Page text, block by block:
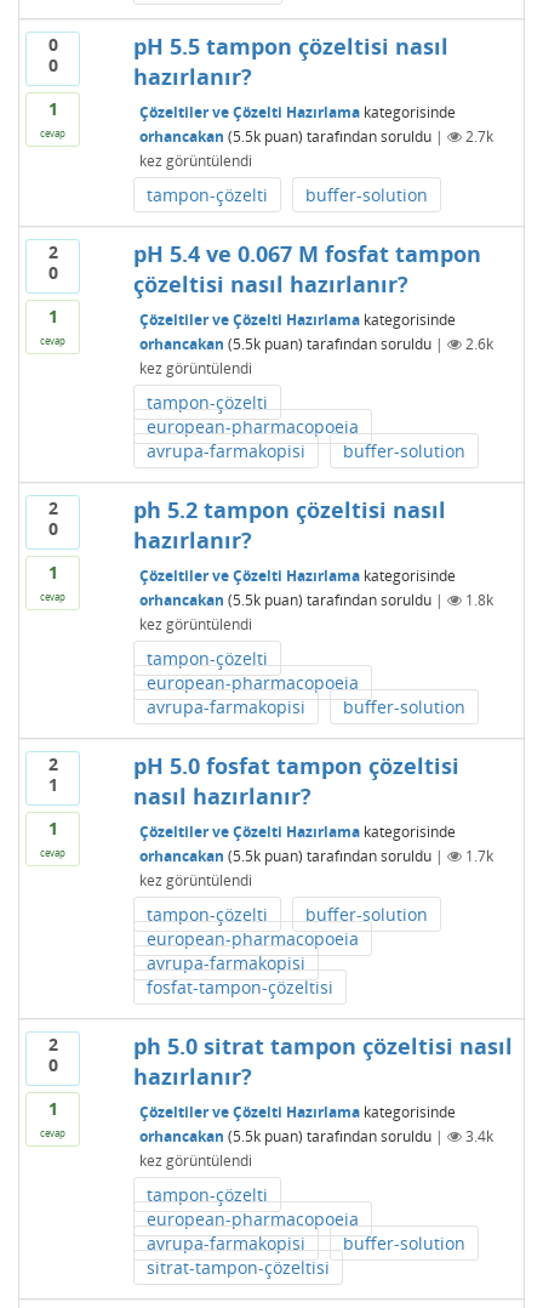
0
0
1
cevap
pH 5.5 tampon çözeltisi nasıl
hazırlanır?
Çözeltiler ve Çözelti Hazırlamakategorisinde
orhancakan (5.5kpuan) tarafından soruldu |
2.7k
kez görüntülendi
tampon-çözelti buffer-solution
2
0
1
cevap
pH 5.4 ve 0.067 M fosfat tampon
çözeltisi nasıl hazırlanır?
Çözeltiler ve Çözelti Hazırlamakategorisinde
orhancakan (5.5kpuan) tarafından soruldu |
2.6k
kez görüntülendi
tampon-çözelti
european-pharmacopoeia
avrupa-farmakopisi
buffer-solution
2
0
1
cevap
ph 5.2 tampon çözeltisi nasıl
hazırlanır?
Çözeltiler ve Çözelti Hazırlamakategorisinde
orhancakan (5.5kpuan) tarafından soruldu |
1.8k
kez görüntülendi
tampon-çözelti
european-pharmacopoeia
avrupa-farmakopisi
buffer-solution
2
1
1
cevap
pH 5.0 fosfat tampon çözeltisi
nasıl hazırlanır?
Çözeltiler ve Çözelti Hazırlamakategorisinde
orhancakan (5.5kpuan) tarafından soruldu |
1.7k
kez görüntülendi
tampon-çözelti
buffer-solution
european-pharmacopoeia
avrupa-farmakopisi
fosfat-tampon-çözeltisi
2
0
1
cevap
ph 5.0 sitrat tampon çözeltisi nasıl
hazırlanır?
Çözeltiler ve Çözelti Hazırlamakategorisinde
orhancakan (5.5kpuan) tarafından soruldu |
3.4k
kez görüntülendi
tampon-çözelti
european-pharmacopoeia
avrupa-farmakopisi
buffer-solution
sitrat-tampon-çözeltisi